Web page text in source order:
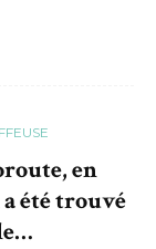
en
été trouvé